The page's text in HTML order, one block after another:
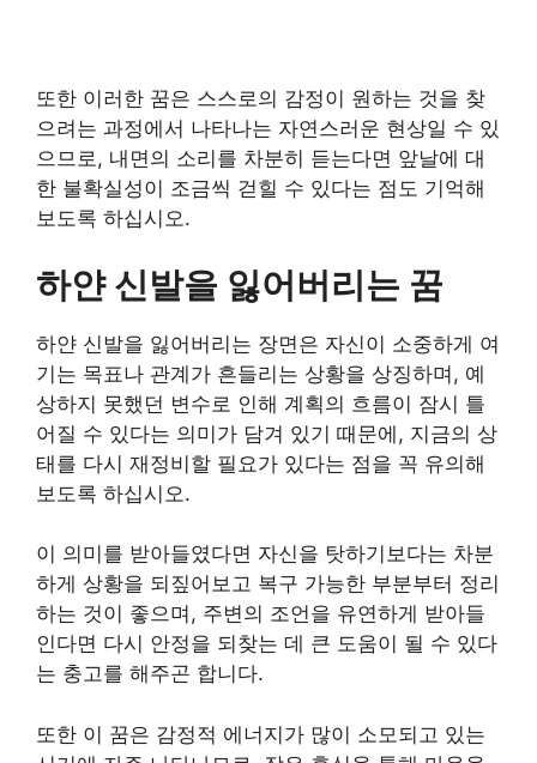
또한 이러한 꿈은 스스로의 감정이 원하는 것을 찾
으려는 과정에서 나타나는 자연스러운 현상일 수 있
으므로, 내면의 소리를 차분히 듣는다면 앞날에 대
한 불확실성이 조금씩 걷힐 수 있다는 점도 기억해
보도록 하십시오.
하얀 신발을 잃어버리는 꿈
하얀 신발을 잃어버리는 장면은 자신이 소중하게 여
기는 목표나 관계가 흔들리는 상황을 상징하며, 예
상하지 못했던 변수로 인해 계획의 흐름이 잠시 틀
어질 수 있다는 의미가 담겨 있기 때문에, 지금의 상
태를 다시 재정비할 필요가 있다는 점을 꼭 유의해
보도록 하십시오.
이 의미를 받아들였다면 자신을 탓하기보다는 차분
하게 상황을 되짚어보고 복구 가능한 부분부터 정리
하는 것이 좋으며, 주변의 조언을 유연하게 받아들
인다면 다시 안정을 되찾는 데 큰 도움이 될 수 있다
는 충고를 해주곤 합니다.
또한 이 꿈은 감정적 에너지가 많이 소모되고 있는